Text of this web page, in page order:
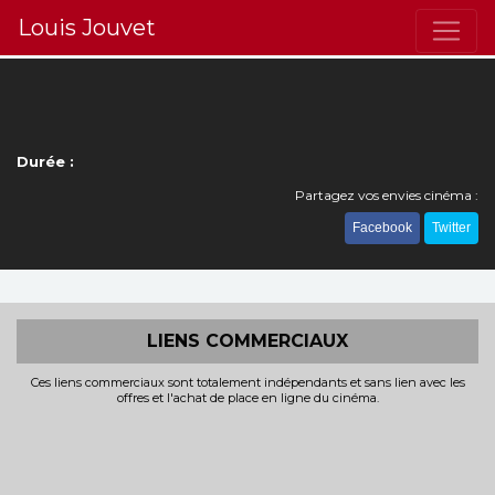
Louis Jouvet
Durée :
Partagez vos envies cinéma :
Facebook Twitter
LIENS COMMERCIAUX
Ces liens commerciaux sont totalement indépendants et sans lien avec les
offres et l'achat de place en ligne du cinéma.